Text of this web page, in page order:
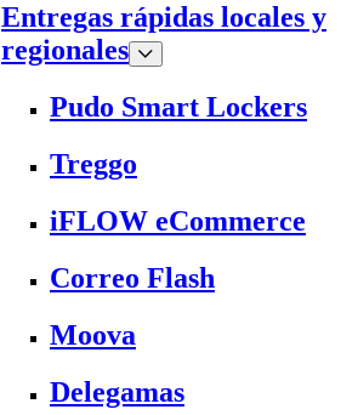
Entregas rápidas locales y
regionales
Pudo Smart Lockers
Treggo
iFLOW eCommerce
Correo Flash
Moova
Delegamas